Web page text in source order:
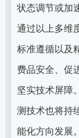
状态调节或加
通过以上多维
标准遵循以及
费品安全、促
坚实技术屏障
测技术也将持
能化方向发展。